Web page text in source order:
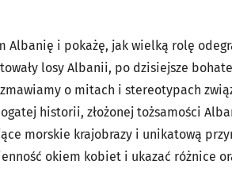
Albanię i pokażę, jak wielką rolę
losy Albanii, po dzisiejsze
o mitach i stereotypach
historii, złożonej tożsamości
morskie krajobrazy i unikatową
okiem kobiet i ukazać różnice